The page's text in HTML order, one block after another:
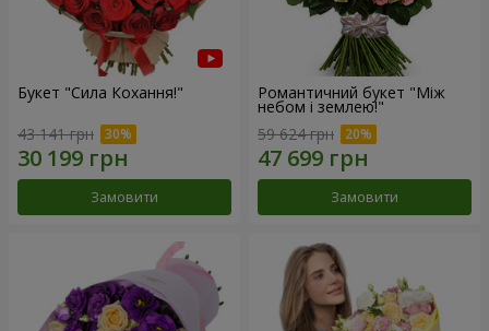
Букет "Сила Кохання!"
43 141 грн
Замовити
Романтичний букет "Між
небом і землею!"
59 624 грн
Замовити